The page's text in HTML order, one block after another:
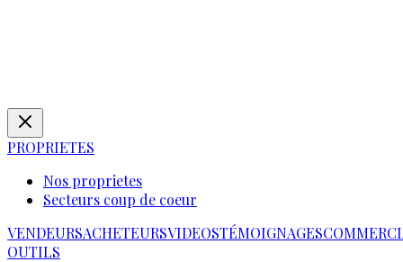
PROPRIETES
Nos proprietes
Secteurs coup de coeur
VENDEURSACHETEURSVIDEOSTÉMOIGNAGES
OUTILS